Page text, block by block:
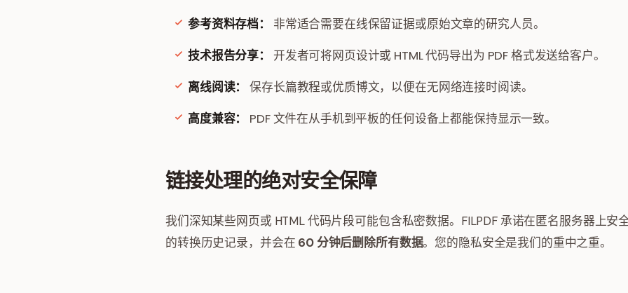
参考资料存档：
非常适合需要在线保留证据或原始文章的研究人员。
技术报告分享：
开发者可将网页设计或 HTML 代码导出为 PDF 格式发送给客户。
离线阅读：
保存长篇教程或优质博文，以便在无网络连接时阅读。
高度兼容：
PDF 文件在从手机到平板的任何设备上都能保持显示一致。
链接处理的绝对安全保障
我们深知某些网页或 HTML 代码片段可能包含私密数据。FILPDF 承诺在匿名服务器上安
的转换历史记录，并会在 60 分钟后删除所有数据。您的隐私安全是我们的重中之重。